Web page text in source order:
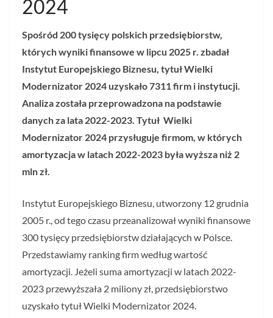
2024
Spośród 200 tysięcy polskich przedsiębiorstw,
których wyniki finansowe w lipcu 2025 r. zbadał
Instytut Europejskiego Biznesu, tytuł Wielki
Modernizator 2024 uzyskało 7311 firm i instytucji.
Analiza została przeprowadzona na podstawie
danych za lata 2022-2023. Tytuł Wielki
Modernizator 2024 przysługuje firmom, w których
amortyzacja w latach 2022-2023 była wyższa niż 2
mln zł.
Instytut Europejskiego Biznesu, utworzony 12 grudnia
2005 r., od tego czasu przeanalizował wyniki finansowe
300 tysięcy przedsiębiorstw działających w Polsce.
Przedstawiamy ranking firm według wartość
amortyzacji. Jeżeli suma amortyzacji w latach 2022-
2023 przewyższała 2 miliony zł, przedsiębiorstwo
uzyskało tytuł Wielki Modernizator 2024.